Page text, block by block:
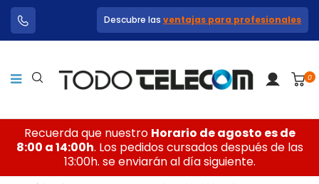
Descubre las ventajas para profesionales
0
Recuerda que nuestro Horario de agosto es de
8:00 a 14:00h. Los pedidos cursados después de las
13:00h. se enviarán al día siguiente.